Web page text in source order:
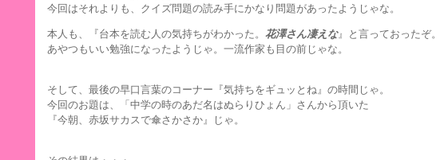
今回はそれよりも、クイズ問題の読み手にかなり問題があったようじゃな。
本人も、『台本を読む人の気持ちがわかった。 花澤さん凄えな』と言っておったぞ。
あやつもいい勉強になったようじゃ。一流作家も目の前じゃな。
そして、最後の早口言葉のコーナー『気持ちをギュッとね』の時間じゃ。
今回のお題は、「中学の時のあだ名はぬらりひょん」さんから頂いた
『今朝、赤坂サカスで傘さかさか』じゃ。